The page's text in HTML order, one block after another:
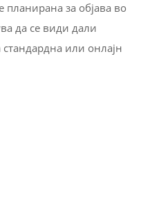
планирана за објава во
да се види дали
стандардна или онлајн